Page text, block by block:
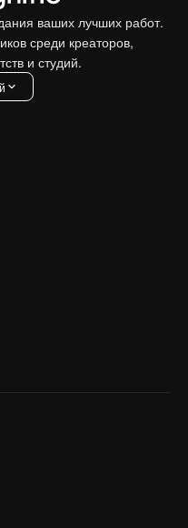
ваших лучших работ.
среди креаторов,
и студий.